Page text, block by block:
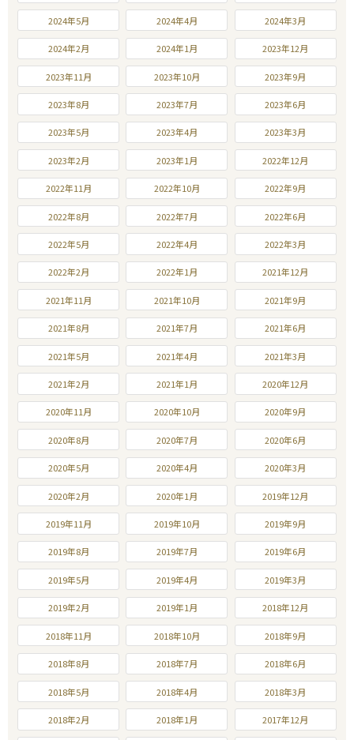
2024年5月 2024年4月 2024年3月
2024年2月 2024年1月 2023年12月
2023年11月 2023年10月 2023年9月
2023年8月 2023年7月 2023年6月
2023年5月 2023年4月 2023年3月
2023年2月 2023年1月 2022年12月
2022年11月 2022年10月 2022年9月
2022年8月 2022年7月 2022年6月
2022年5月 2022年4月 2022年3月
2022年2月 2022年1月 2021年12月
2021年11月 2021年10月 2021年9月
2021年8月 2021年7月 2021年6月
2021年5月 2021年4月 2021年3月
2021年2月 2021年1月 2020年12月
2020年11月 2020年10月 2020年9月
2020年8月 2020年7月 2020年6月
2020年5月 2020年4月 2020年3月
2020年2月 2020年1月 2019年12月
2019年11月 2019年10月 2019年9月
2019年8月 2019年7月 2019年6月
2019年5月 2019年4月 2019年3月
2019年2月 2019年1月 2018年12月
2018年11月 2018年10月 2018年9月
2018年8月 2018年7月 2018年6月
2018年5月 2018年4月 2018年3月
2018年2月 2018年1月 2017年12月